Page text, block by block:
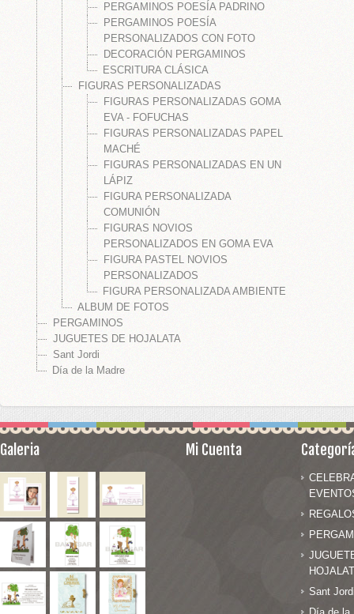
PERGAMINOS POESÍA PADRINO
PERGAMINOS POESÍA
PERSONALIZADOS CON FOTO
DECORACIÓN PERGAMINOS
ESCRITURA CLÁSICA
FIGURAS PERSONALIZADAS
FIGURAS PERSONALIZADAS GOMA
EVA - FOFUCHAS
FIGURAS PERSONALIZADAS PAPEL
MACHÉ
FIGURAS PERSONALIZADAS EN UN
LÁPIZ
FIGURA PERSONALIZADA
COMUNIÓN
FIGURAS NOVIOS
PERSONALIZADOS EN GOMA EVA
FIGURA PASTEL NOVIOS
PERSONALIZADOS
FIGURA PERSONALIZADA AMBIENTE
ALBUM DE FOTOS
PERGAMINOS
JUGUETES DE HOJALATA
Sant Jordi
Día de la Madre
Galeria Mi Cuenta
Sant
LUZ , MUSICA Y MOVIMIENTO
NIEVE MUSICALES
CON LUZ
EN ESCRITURA CLÁSICA